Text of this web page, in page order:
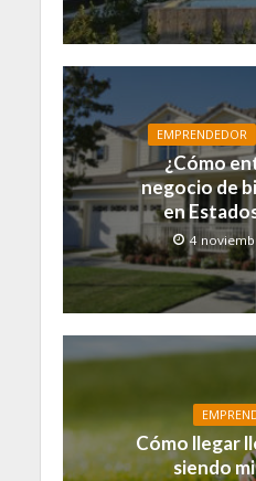
EMPRENDEDOR
¿Cómo
negocio de
en
4
Cómo llegar
siendo